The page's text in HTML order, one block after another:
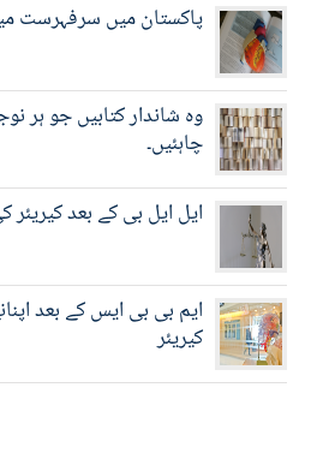
پاکستان میں سرفہرست
وہ شاندار کتابیں جو ہر
چاہئیں۔
ایل ایل بی کے بعد کیریئر
ایم بی بی ایس کے بعد
کیریئر